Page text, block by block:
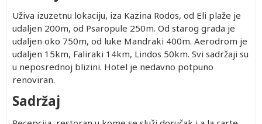
Uživa izuzetnu lokaciju, iza Kazina Rodos, od Eli plaže je
udaljen 200m, od Psaropule 250m. Od starog grada je
udaljen oko 750m, od luke Mandraki 400m. Aerodrom je
udaljen 15km, Faliraki 14km, Lindos 50km. Svi sadržaji su
u neposrednoj blizini. Hotel je nedavno potpuno
renoviran.
Sadržaj